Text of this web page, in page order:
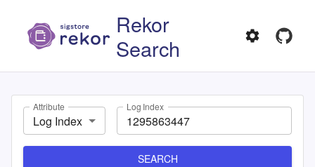
Rekor
Search
Attribute
Log Index
Log Index
SEARCH